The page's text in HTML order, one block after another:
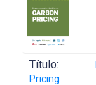
Título:
Pricing